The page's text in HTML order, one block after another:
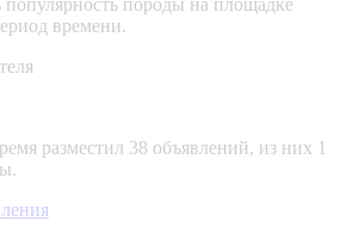
времени.
разместил 38 объявлений, из них 1